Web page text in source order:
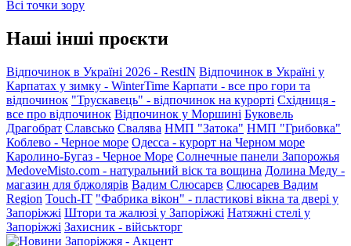
Всі точки зору
Наші інші проєкти
Відпочинок в Україні 2026 - RestIN Відпочинок в Україні у
Карпатах у зимку - WinterTime Карпати - все про гори та
відпочинок "Трускавець" - відпочинок на курорті Східниця -
все про відпочинок Відпочинок у Моршині Буковель
Драгобрат Славсько Свалява НМП "Затока" НМП "Грибовка"
Коблево - Черное море Одесса - курорт на Черном море
Каролино-Бугаз - Черное Море Солнечные панели Запорожья
MedoveMisto.com - натуральний віск та вощина Долина Меду -
магазин для бджолярів Вадим Слюсарєв Слюсарев Вадим
Region Touch-IT "Фабрика вікон" - пластикові вікна та двері у
Запоріжжі Штори та жалюзі у Запоріжжі Натяжні стелі у
Запоріжжі Захисник - військторг